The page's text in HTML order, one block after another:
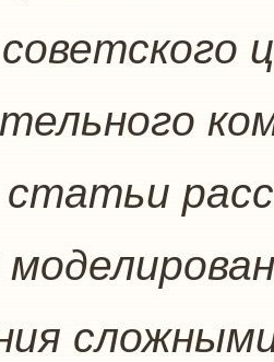
статьи